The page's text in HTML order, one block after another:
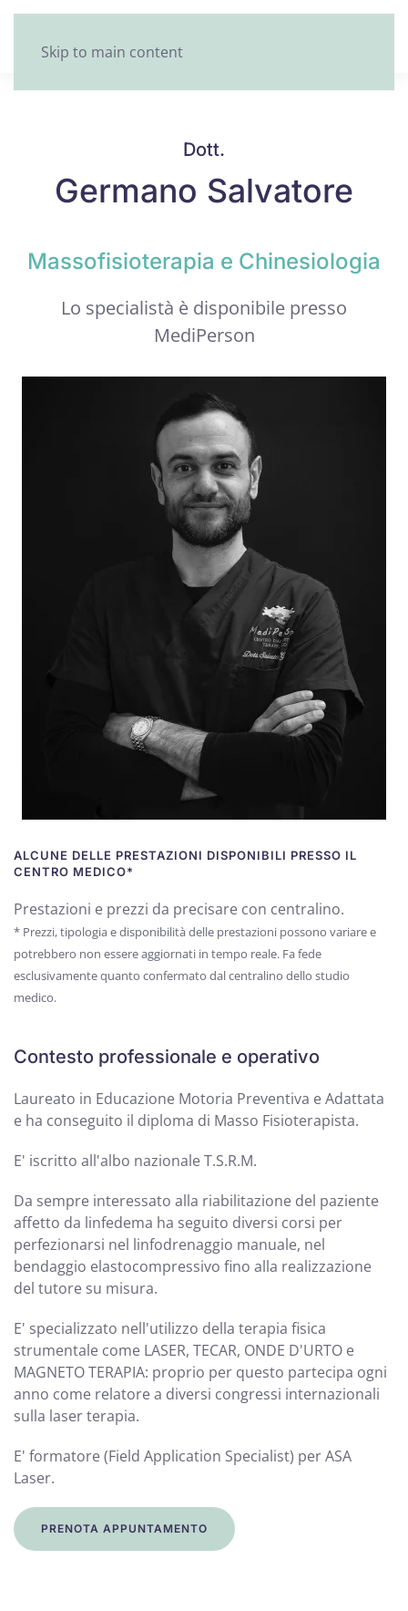
Skip to main content
Dott.
Germano Salvatore
Massofisioterapia e Chinesiologia
Lo specialistà è disponibile presso
MediPerson
ALCUNE DELLE PRESTAZIONI DISPONIBILI PRESSO IL
CENTRO MEDICO*
Prestazioni e prezzi da precisare con centralino.
* Prezzi, tipologia e disponibilità delle prestazioni possono variare e
potrebbero non essere aggiornati in tempo reale. Fa fede
esclusivamente quanto confermato dal centralino dello studio
medico.
Contesto professionale e operativo
Laureato in Educazione Motoria Preventiva e Adattata
e ha conseguito il diploma di Masso Fisioterapista.
E' iscritto all'albo nazionale T.S.R.M.
Da sempre interessato alla riabilitazione del paziente
affetto da linfedema ha seguito diversi corsi per
perfezionarsi nel linfodrenaggio manuale, nel
bendaggio elastocompressivo fino alla realizzazione
del tutore su misura.
E' specializzato nell'utilizzo della terapia fisica
strumentale come LASER, TECAR, ONDE D'URTO e
MAGNETO TERAPIA: proprio per questo partecipa ogni
anno come relatore a diversi congressi internazionali
sulla laser terapia.
E' formatore (Field Application Specialist) per ASA
Laser.
PRENOTA APPUNTAMENTO